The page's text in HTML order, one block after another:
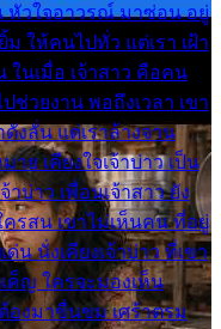
หัวใจอาวรณ์ มาซ่อน อยู่
ให้คนไปทั่ว แต่เรา เฝ้า
ในเมื่อ เจ้าสาว คือคน
ช่วยงาน พอถึงเวลา เขา
งลั่น แต่เราล้างจาน
ย เคียงใจเจ้าบ่าว เป็น
บ่าว เพื่อนเจ้าสาว ยัง
รสน เขาไม่เห็นคน ที่อยู่
น นั่งเคียงเจ้าบ่าว ที่เขา
เค็ญ ใครจะมองเห็น
องมาขื่นขม เศร้าตรม